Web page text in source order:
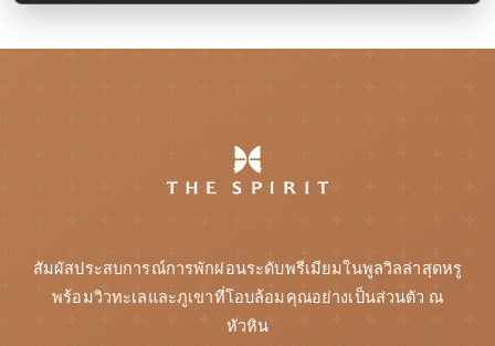
สัมผัสประสบการณ์การพักผ่อนระดับพรีเมียมในพูลวิลล่าสุดหรู
พร้อมวิวทะเลและภูเขาที่โอบล้อมคุณอย่างเป็นส่วนตัว ณ
หัวหิน